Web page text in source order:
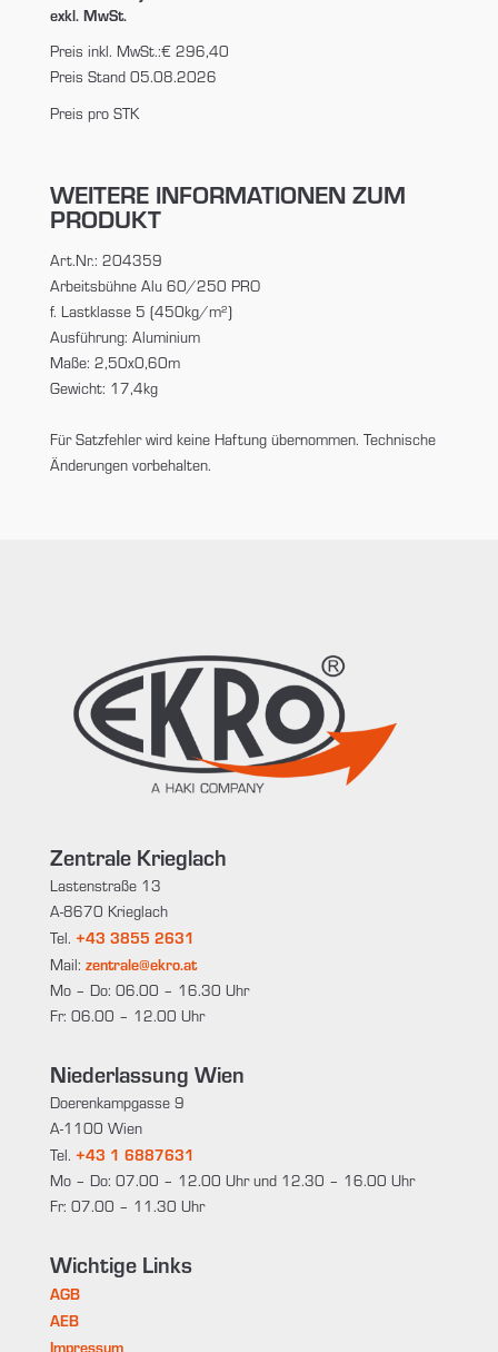
exkl. MwSt.
Preis inkl. MwSt.:€ 296,40
Preis Stand 05.08.2026
Preis pro STK
WEITERE INFORMATIONEN ZUM
PRODUKT
Art.Nr.: 204359
Arbeitsbühne Alu 60/250 PRO
f. Lastklasse 5 (450kg/m²)
Ausführung: Aluminium
Maße: 2,50x0,60m
Gewicht: 17,4kg
Für Satzfehler wird keine Haftung übernommen. Technische
Änderungen vorbehalten.
Zentrale Krieglach
Lastenstraße 13
A-8670 Krieglach
Tel. +43 3855 2631
Mail: zentrale@ekro.at
Mo – Do: 06.00 – 16.30 Uhr
Fr: 06.00 – 12.00 Uhr
Niederlassung Wien
Doerenkampgasse 9
A-1100 Wien
Tel. +43 1 6887631
Mo – Do: 07.00 – 12.00 Uhr und 12.30 – 16.00 Uhr
Fr: 07.00 – 11.30 Uhr
Wichtige Links
AGB
AEB
Impressum